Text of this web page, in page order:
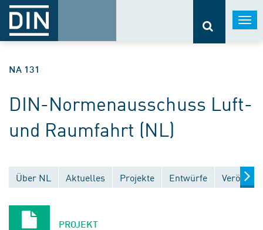
NA 131
DIN-Normenausschuss Luft-
und Raumfahrt (NL)
Über NL Aktuelles Projekte Entwürfe
PROJEKT